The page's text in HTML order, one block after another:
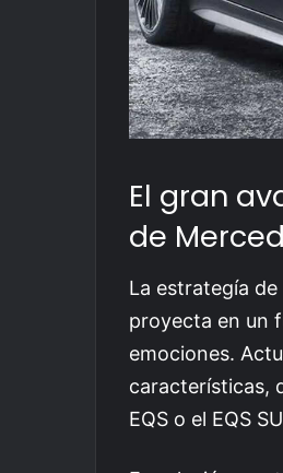
El gran
de
La estrategía de
proyecta en un
emociones.
características,
EQS o el EQS